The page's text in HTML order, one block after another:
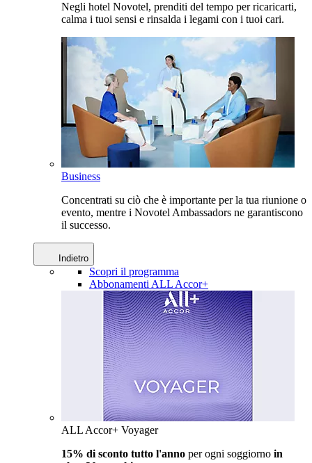
Negli hotel Novotel, prenditi del tempo per ricaricarti,
calma i tuoi sensi e rinsalda i legami con i tuoi cari.
Business
Concentrati su ciò che è importante per la tua riunione o
evento, mentre i Novotel Ambassadors ne garantiscono
il successo.
Indietro
Scopri il programma
Abbonamenti ALL Accor+
ALL Accor+ Voyager
15% di sconto tutto l'anno per ogni soggiorno in